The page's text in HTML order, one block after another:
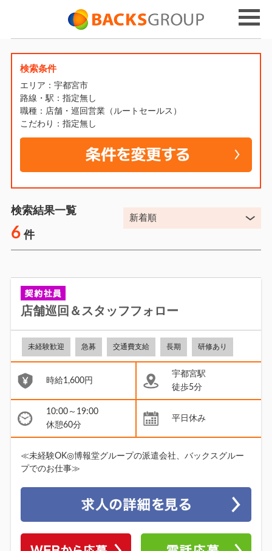
検索条件
エリア：宇都宮市
路線・駅：指定無し
職種：店舗・巡回営業（ルートセールス）
こだわり：指定無し
検索結果一覧
6 件
店舗巡回＆スタッフフォロー
未経験歓迎 急募 交通費支給 長期 研修あり
時給1,600円
宇都宮駅
徒歩5分
10:00～19:00
休憩60分
平日休み
≪未経験OK◎博報堂グループの派遣会社、バックスグルー
プでのお仕事≫